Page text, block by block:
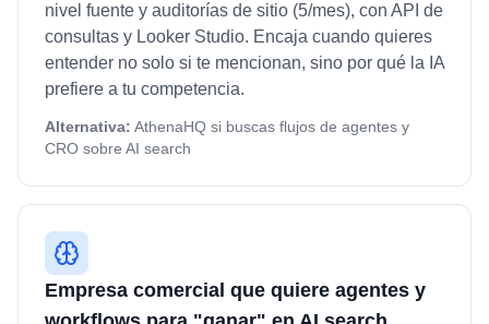
nivel fuente y auditorías de sitio (5/mes), con API de
consultas y Looker Studio. Encaja cuando quieres
entender no solo si te mencionan, sino por qué la IA
prefiere a tu competencia.
Alternativa: AthenaHQ si buscas flujos de agentes y
CRO sobre AI search
Empresa comercial que quiere agentes y